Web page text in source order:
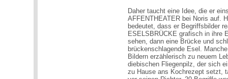
Daher taucht eine Idee, die er
AFFENTHEATER bei Noris auf.
bedeutet, dass er Begriffsbilder
ESELSBRÜCKE grafisch in ihre
sehen, dann eine Brücke und
brückenschlagende Esel.
Bildern erzählerisch zu neuem
diebischen Fliegenpilz, der sich
zu Hause ans Kochrezept setzt,